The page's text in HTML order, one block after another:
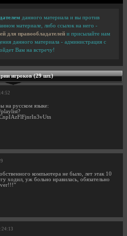
данного материала и вы против
материале, либо ссылок на него -
для правообладателей и присылайте нам
данного материала - администрация с
Вам на встречу!
игроков (29 шт.)
на русском языке:
компьютера не было, лет этак 10
ходил, уж больно нравилась, обязательно